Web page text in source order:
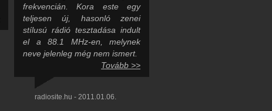
frekvencián. Kora este egy
teljesen új, hasonló zenei
stílusú rádió tesztadása indult
el a 88.1 MHz-en, melynek
neve jelenleg még nem ismert.
Tovább >>
radiosite.hu - 2011.01.06.